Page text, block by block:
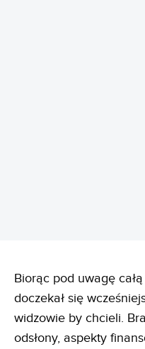
Biorąc pod uwagę
doczekał się
widzowie by chcieli.
odsłony, aspekty